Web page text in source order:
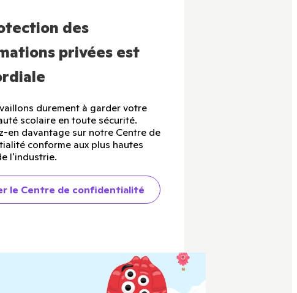
des
privées est
durement à garder votre
scolaire en toute sécurité.
en davantage sur notre Centre de
conforme aux plus hautes
l'industrie.
le Centre de confidentialité